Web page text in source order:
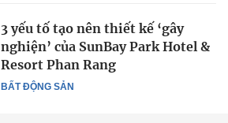
BẤT ĐỘNG SẢN
3 yếu tố tạo nên thiết kế ‘gây
nghiện’ của SunBay Park Hotel &
Resort Phan Rang